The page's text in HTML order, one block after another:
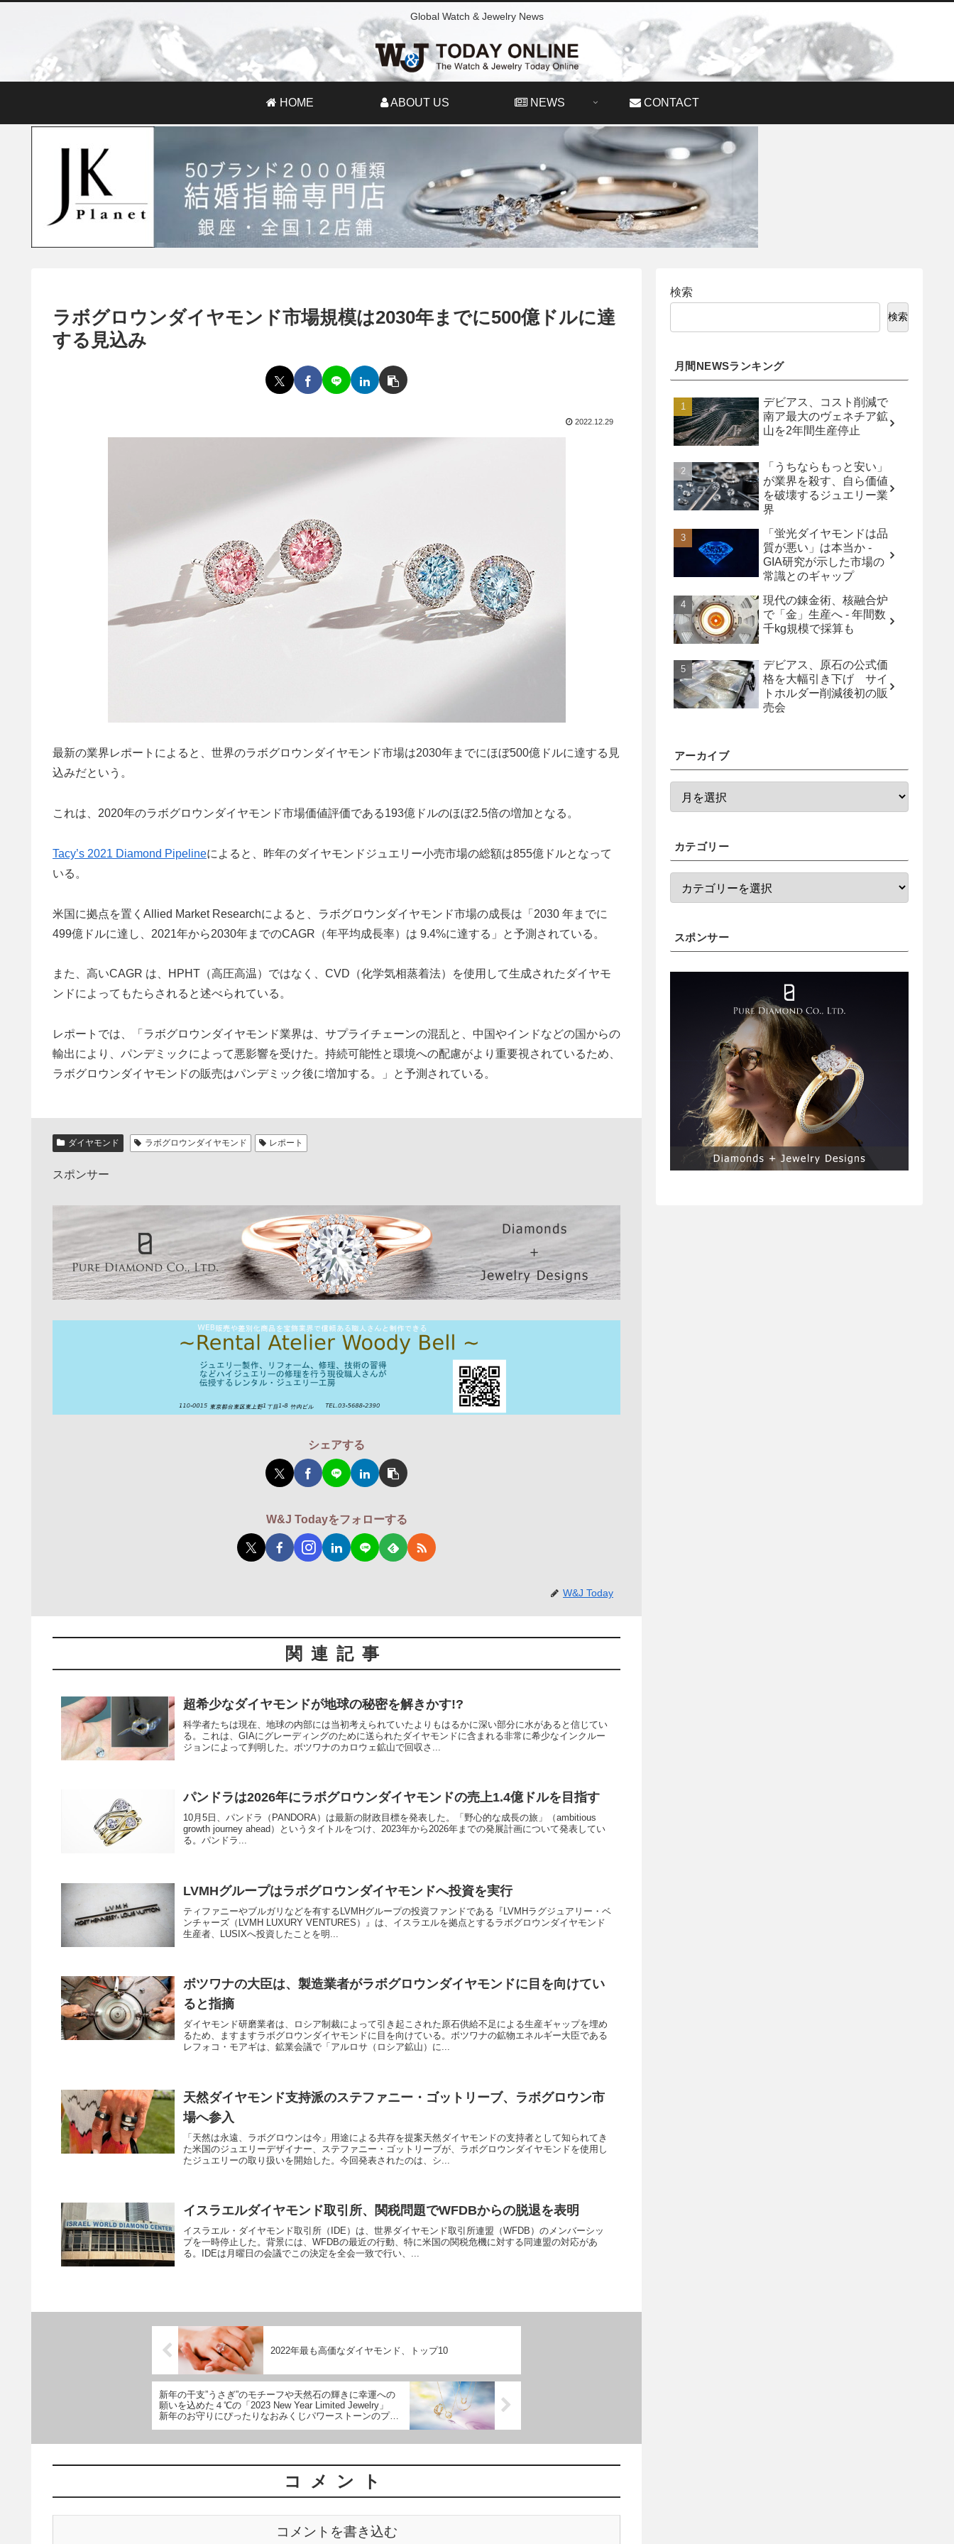
Global Watch & Jewelry News
HOME ABOUT US NEWS CONTACT
ラボグロウンダイヤモンド市場規模は2030年までに500億ドルに達
する見込み
2022.12.29
最新の業界レポートによると、世界のラボグロウンダイヤモンド市場は2030年までにほぼ500億ドルに達する見
込みだという。
これは、2020年のラボグロウンダイヤモンド市場価値評価である193億ドルのほぼ2.5倍の増加となる。
Tacy’s 2021 Diamond Pipelineによると、昨年のダイヤモンドジュエリー小売市場の総額は855億ドルとなって
いる。
米国に拠点を置くAllied Market Researchによると、ラボグロウンダイヤモンド市場の成長は「2030 年までに
499億ドルに達し、2021年から2030年までのCAGR（年平均成長率）は 9.4%に達する」と予測されている。
また、高いCAGR は、HPHT（高圧高温）ではなく、CVD（化学気相蒸着法）を使用して生成されたダイヤモ
ンドによってもたらされると述べられている。
レポートでは、「ラボグロウンダイヤモンド業界は、サプライチェーンの混乱と、中国やインドなどの国からの
輸出により、パンデミックによって悪影響を受けた。持続可能性と環境への配慮がより重要視されているため、
ラボグロウンダイヤモンドの販売はパンデミック後に増加する。」と予測されている。
ダイヤモンド ラボグロウンダイヤモンド レポート
スポンサー
シェアする
W&J Todayをフォローする
W&J Today
関連記事
超希少なダイヤモンドが地球の秘密を解きかす!?
科学者たちは現在、地球の内部には当初考えられていたよりもはるかに深い部分に水があると信じてい
る。これは、GIAにグレーディングのために送られたダイヤモンドに含まれる非常に希少なインクルー
ジョンによって判明した。ボツワナのカロウェ鉱山で回収さ...
パンドラは2026年にラボグロウンダイヤモンドの売上1.4億ドルを目指す
10月5日、パンドラ（PANDORA）は最新の財政目標を発表した。「野心的な成長の旅」（ambitious
growth journey ahead）というタイトルをつけ、2023年から2026年までの発展計画について発表してい
る。パンドラ...
LVMHグループはラボグロウンダイヤモンドへ投資を実行
ティファニーやブルガリなどを有するLVMHグループの投資ファンドである『LVMHラグジュアリー・ベ
ンチャーズ（LVMH LUXURY VENTURES）』は、イスラエルを拠点とするラボグロウンダイヤモンド
生産者、LUSIXへ投資したことを明...
ボツワナの大臣は、製造業者がラボグロウンダイヤモンドに目を向けてい
ると指摘
ダイヤモンド研磨業者は、ロシア制裁によって引き起こされた原石供給不足による生産ギャップを埋め
るため、ますますラボグロウンダイヤモンドに目を向けている。ボツワナの鉱物エネルギー大臣である
レフォコ・モアギは、鉱業会議で「アルロサ（ロシア鉱山）に...
天然ダイヤモンド支持派のステファニー・ゴットリーブ、ラボグロウン市
場へ参入
「天然は永遠、ラボグロウンは今」用途による共存を提案天然ダイヤモンドの支持者として知られてき
た米国のジュエリーデザイナー、ステファニー・ゴットリーブが、ラボグロウンダイヤモンドを使用し
たジュエリーの取り扱いを開始した。今回発表されたのは、シ...
イスラエルダイヤモンド取引所、関税問題でWFDBからの脱退を表明
イスラエル・ダイヤモンド取引所（IDE）は、世界ダイヤモンド取引所連盟（WFDB）のメンバーシッ
プを一時停止した。背景には、WFDBの最近の行動、特に米国の関税危機に対する同連盟の対応があ
る。IDEは月曜日の会議でこの決定を全会一致で行い、...
2022年最も高価なダイヤモンド、トップ10
新年の干支”うさぎ”のモチーフや天然石の輝きに幸運への
願いを込めた４℃の「2023 New Year Limited Jewelry」
新年のお守りにぴったりなおみくじパワーストーンのプレ
コメント
コメントを書き込む
検索
検索
月間NEWSランキング
デビアス、コスト削減で
南ア最大のヴェネチア鉱
山を2年間生産停止
「うちならもっと安い」
が業界を殺す、自ら価値
を破壊するジュエリー業
界
「蛍光ダイヤモンドは品
質が悪い」は本当か -
GIA研究が示した市場の
常識とのギャップ
現代の錬金術、核融合炉
で「金」生産へ - 年間数
千kg規模で採算も
デビアス、原石の公式価
格を大幅引き下げ サイ
トホルダー削減後初の販
売会
アーカイブ
カテゴリー
スポンサー